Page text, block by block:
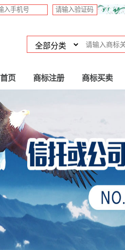
首页 商标注册 商标买卖